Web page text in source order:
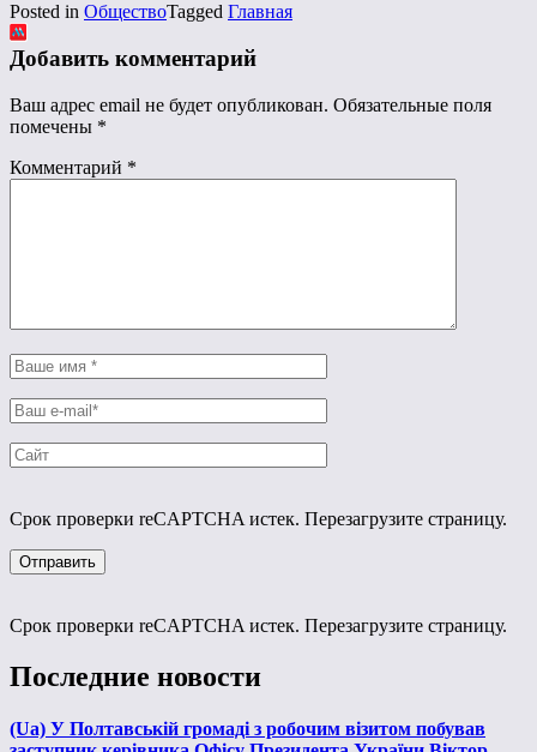
Posted in ОбществоTagged Главная
Добавить комментарий
Ваш адрес email не будет опубликован. Обязательные поля
помечены *
Комментарий *
Срок проверки reCAPTCHA истек. Перезагрузите страницу.
Срок проверки reCAPTCHA истек. Перезагрузите страницу.
Последние новости
(Ua) У Полтавській громаді з робочим візитом побував